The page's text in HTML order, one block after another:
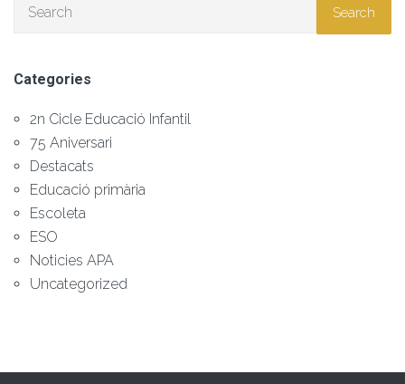
Search
Categories
2n Cicle Educació Infantil
75 Aniversari
Destacats
Educació primària
Escoleta
ESO
Noticies APA
Uncategorized